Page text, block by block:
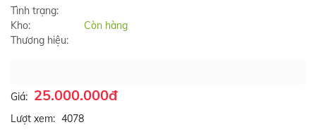
Tình trạng:
Kho:
Còn hàng
Thương hiệu:
Giá: 25.000.000đ
Lượt xem: 4078